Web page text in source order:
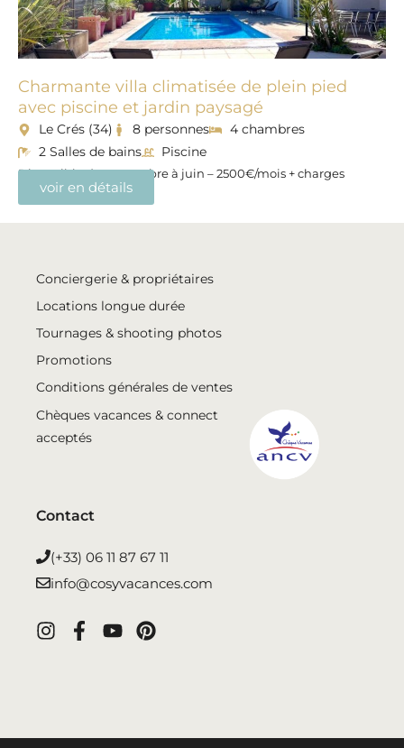
Charmante villa climatisée de plein pied
avec piscine et jardin paysagé
Le Crés (34) 8 personnes
4 chambres
2 Salles de bains
Piscine
Disponible de septembre à juin – 2500€/mois + charges
voir en détails
Conciergerie & propriétaires
Locations longue durée
Tournages & shooting photos
Promotions
Conditions générales de ventes
Chèques vacances & connect
acceptés
Contact
(+33) 06 11 87 67 11
info@cosyvacances.com